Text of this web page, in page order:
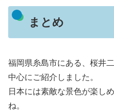
まとめ
福岡県糸島市にある、桜井
中心にご紹介しました。
日本には素敵な景色が楽し
ね。